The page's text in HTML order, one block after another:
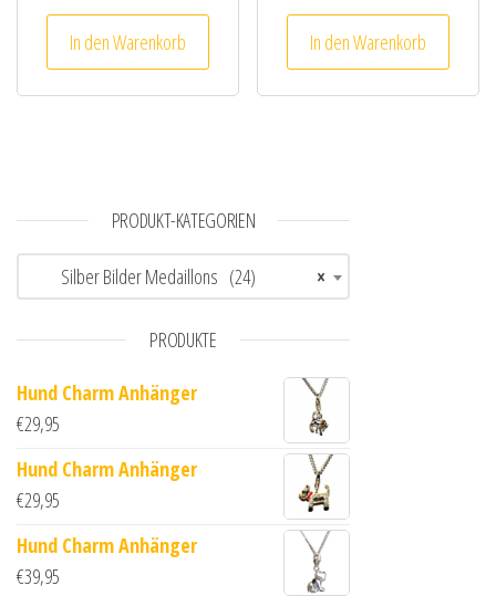
In den Warenkorb In den Warenkorb
PRODUKT-KATEGORIEN
×
Silber Bilder Medaillons (24)
PRODUKTE
Hund Charm Anhänger
€29,95
Hund Charm Anhänger
€29,95
Hund Charm Anhänger
€39,95